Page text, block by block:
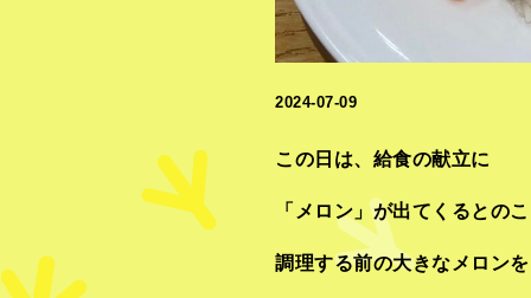
2024-07-09
この日は、給食の献立に
「メロン」が出てくるとの
調理する前の大きなメロンを